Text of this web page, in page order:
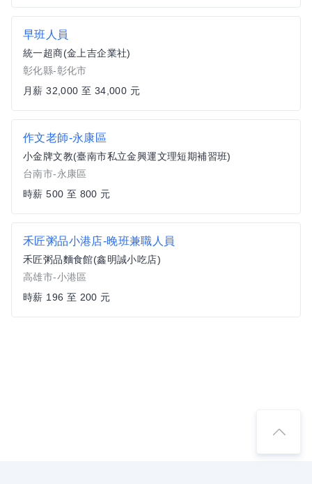
早班人員
統一超商(金上吉企業社)
彰化縣-彰化市
月薪 32,000 至 34,000 元
作文老師-永康區
小金牌文教(臺南市私立金興運文理短期補習班)
台南市-永康區
時薪 500 至 800 元
禾匠粥品小港店-晚班兼職人員
禾匠粥品麵食館(鑫明誠小吃店)
高雄市-小港區
時薪 196 至 200 元